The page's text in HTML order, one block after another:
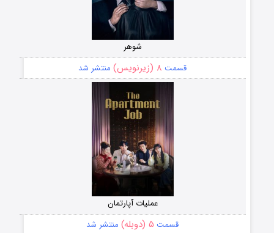
شوهر
قسمت ۸ (زیرنویس) منتشر شد
عملیات آپارتمان
قسمت ۵ (دوبله) منتشر شد